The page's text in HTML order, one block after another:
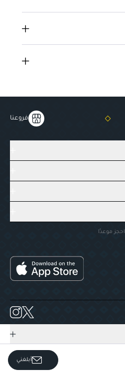
أبلغني
فروعنا
احجز موعدًا